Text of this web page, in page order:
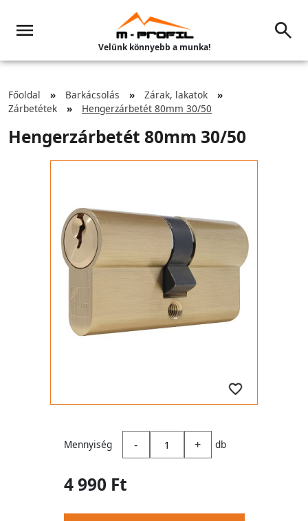
Velünk könnyebb a munka!
Főoldal Barkácsolás
Zárak, lakatok
Zárbetétek
Hengerzárbetét 80mm 30/50
Hengerzárbetét 80mm 30/50
Mennyiség - + db
4 990 Ft